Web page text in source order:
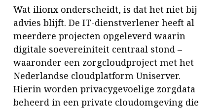
Wat ilionx onderscheidt, is dat het niet bij
advies blijft. De IT-dienstverlener heeft al
meerdere projecten opgeleverd waarin
digitale soevereiniteit centraal stond –
waaronder een zorgcloudproject met het
Nederlandse cloudplatform Uniserver.
Hierin worden privacygevoelige zorgdata
beheerd in een private cloudomgeving die